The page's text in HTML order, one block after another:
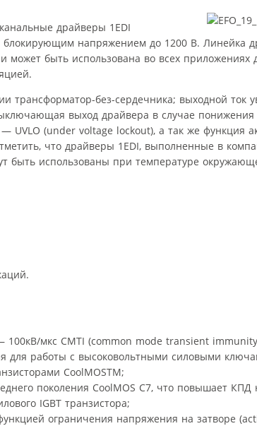
драйверы 1EDI
блокирующим напряжением до 1200 В. Линейка
может быть использована во всех приложениях
трансформатор-без-сердечника; выходной ток
выход драйвера в случае
UVLO (under voltage lockout), а так же функция
что драйверы 1EDI, выполненные в
быть использованы при температуре
мкс CMTI (common mode transient
для работы с высоковольтными силовыми
CoolMOSTM;
поколения CoolMOS C7, что повышает КПД
IGBT транзистора;
ограничения напряжения на затворе